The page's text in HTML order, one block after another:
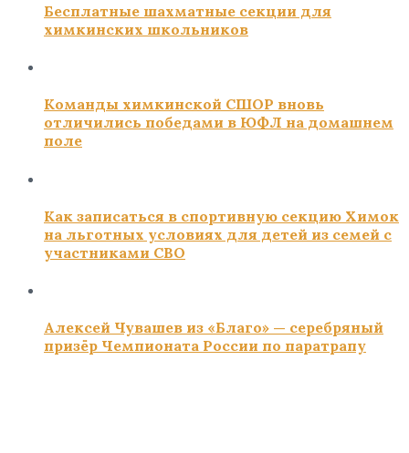
Бесплатные шахматные секции для
химкинских школьников
Команды химкинской СШОР вновь
отличились победами в ЮФЛ на домашнем
поле
Как записаться в спортивную секцию Химок
на льготных условиях для детей из семей с
участниками СВО
Алексей Чувашев из «Благо» — серебряный
призёр Чемпионата России по паратрапу